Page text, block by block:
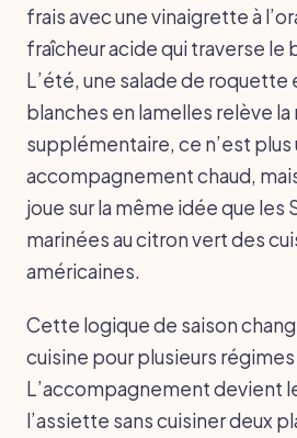
frais avec une vinaigrette à
fraîcheur acide qui traverse le
L’été, une salade de
blanches en lamelles relève la
supplémentaire, ce n’est plus
accompagnement chaud,
joue sur la même idée que les
marinées au citron vert des
américaines.
Cette logique de saison
cuisine pour plusieurs
L’accompagnement devient
l’assiette sans cuisiner deux